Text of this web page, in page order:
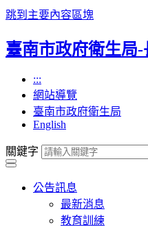
跳到主要內容區塊
臺南市政府衛生局
:::
網站導覽
臺南市政府衛生局
English
關鍵字
公告訊息
最新消息
教育訓練